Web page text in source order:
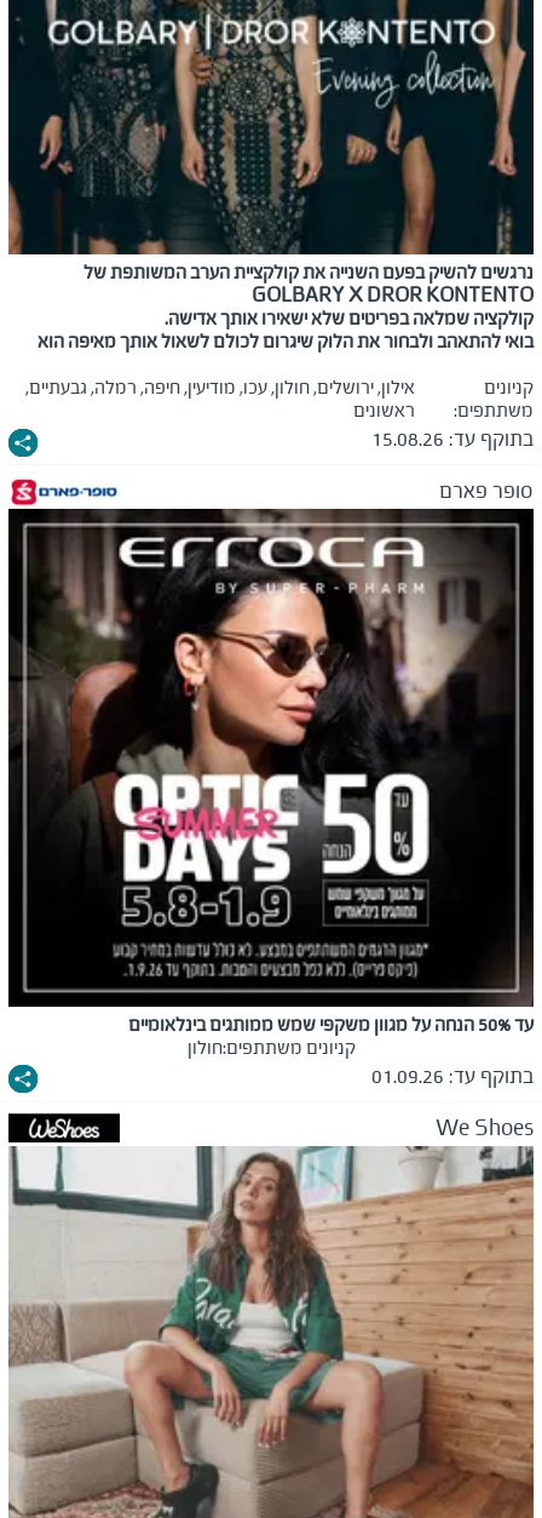
נרגשים להשיק בפעם השנייה את קולקציית הערב המשותפת של
GOLBARY X DROR KONTENTO
קולקציה שמלאה בפריטים שלא ישאירו אותך אדישה.
בואי להתאהב ולבחור את הלוק שיגרום לכולם לשאול אותך מאיפה הוא
קניונים
משתתפים:
אילון, ירושלים, חולון, עכו, מודיעין, חיפה, רמלה, גבעתיים,
ראשונים
בתוקף עד: 15.08.26
סופר פארם
עד 50% הנחה על מגוון משקפי שמש ממותגים בינלאומיים
קניונים משתתפים:חולון
בתוקף עד: 01.09.26
We Shoes